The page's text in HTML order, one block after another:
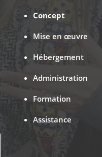
Concept
Mise en œuvre
Hébergement
Administration
Formation
Assistance